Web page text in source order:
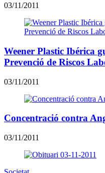
03/11/2011
Weener Plastic Ibérica
Prevenció de Riscos
03/11/2011
Concentració contra
03/11/2011